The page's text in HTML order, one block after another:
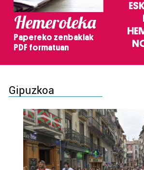
Hemeroteka
Papereko zenbakiak
PDF formatuan
Gipuzkoa